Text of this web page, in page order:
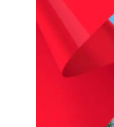
HĐND TP Hà
Quy hoạch và